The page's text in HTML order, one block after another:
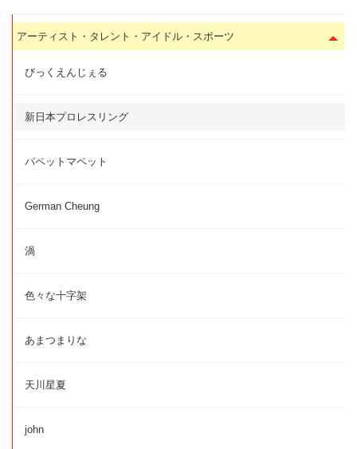
アーティスト・タレント・アイドル・スポーツ
びっくえんじぇる
新日本プロレスリング
パペットマペット
German Cheung
渦
色々な十字架
あまつまりな
天川星夏
john